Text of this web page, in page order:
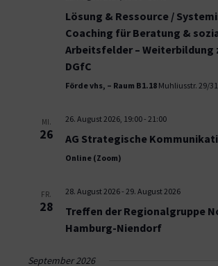
Lösung & Ressource /
Coaching für Beratung &
Arbeitsfelder – Weiterbildung
DGfC
Förde vhs, – Raum B1.18 Muhliusstr. 29/
MI.
26
26. August 2026, 19:00- 21:00
AG Strategische
Online (Zoom)
FR.
28
28. August 2026- 29. August 2026
Treffen der Regionalgruppe
Hamburg-Niendorf
September 2026